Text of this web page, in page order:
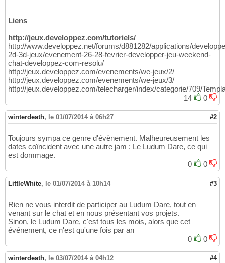
Liens
http://jeux.developpez.com/tutoriels/
http://www.developpez.net/forums/d881282/applications/
2d-3d-jeux/evenement-26-28-fevrier-developper-jeu-weekend-
chat-developpez-com-resolu/
http://jeux.developpez.com/evenements/we-jeux/2/
http://jeux.developpez.com/evenements/we-jeux/3/
http://jeux.developpez.com/telecharger/index/categorie/709/
14
0
winterdeath, le 01/07/2014 à 06h27 #2
Toujours sympa ce genre d'évènement. Malheureusement les
dates coïncident avec une autre jam : Le Ludum Dare, ce qui
est dommage.
0
0
LittleWhite, le 01/07/2014 à 10h14 #3
Rien ne vous interdit de participer au Ludum Dare, tout en
venant sur le chat et en nous présentant vos projets.
Sinon, le Ludum Dare, c'est tous les mois, alors que cet
événement, ce n'est qu'une fois par an
0
0
winterdeath, le 03/07/2014 à 04h12 #4